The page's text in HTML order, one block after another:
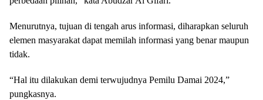
Menurutnya, tujuan di tengah arus informasi, diharapkan seluruh
elemen masyarakat dapat memilah informasi yang benar maupun
tidak.
“Hal itu dilakukan demi terwujudnya Pemilu Damai 2024,”
pungkasnya.